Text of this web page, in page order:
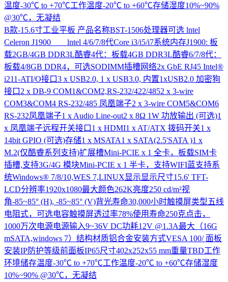
温度-30℃ to +70℃工作温度-20℃ to +60℃存储湿度10%~90%
@30℃，无凝结
B款-15.6寸工业平板 产品名称BST-1506处理器可选 lntel
Celeron J1900 lntel 4/6/7/8代Core i3/i5/i7系统内存J1900: 板
载2GB/4GB DDR3L酷睿4代：板载4GB DDR3L酷睿6/7/8代：
板载4/8GB DDR4，可选SODIMM插槽网络2x GbE RJ45 Intel®
i211-ATI/O接口3 x USB2.0, 1 x USB3.0, 内置1xUSB2.0 加密狗
接口2 x DB-9 COM1&COM2,RS-232/422/4852 x 3-wire
COM3&COM4 RS-232/485 凤凰端子2 x 3-wire COM5&COM6
RS-232凤凰端子1 x Audio Line-out2 x 8Ω 1W 功放输出 (可选)1
x 凤凰端子远程开关接口1 x HDMI1 x AT/ATX 拨码开关1 x
14bit GPIO (可选)存储1 x MSATA1 x SATA(2.5'SATA )1 x
M.2(仅酷睿系列支持)扩展槽Mini-PCIE x 1 全卡，板载SIM卡
插槽,支持3G/4G 模块Mini-PCIE x 1 半卡，支持WIFI蓝支持系
统Windows® 7/8/10,WES 7,LINUX显示显示尺寸15.6' TFT-
LCD分辨率1920x1080最大颜色262K亮度250 cd/m²视
角-85~85° (H), -85~85° (V)背光寿命30,000小时触摸屏类型五线
电阻式，可选电容触摸屏透过率78%使用寿命250克点击，
1000万次电源电源输入9~36V DC功耗12V @1.3A最大（16G
mSATA,windows 7）结构材质铝合金安装方式VESA 100/ 面板
安装IP防护等级前面板IP65尺寸402x252x55 mm重量TBD工作
环境储存温度-30℃ to +70℃工作温度-20℃ to +60℃存储湿度
10%~90% @30℃，无凝结